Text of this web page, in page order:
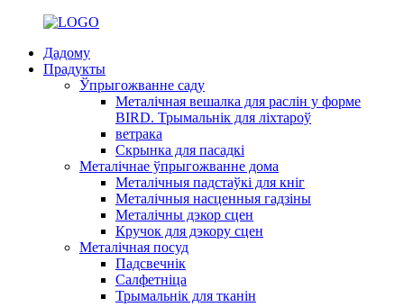
Дадому
Прадукты
Ўпрыгожванне саду
Металічная вешалка для раслін у форме
BIRD. Трымальнік для ліхтароў
ветрака
Скрынка для пасадкі
Металічнае ўпрыгожванне дома
Металічныя падстаўкі для кніг
Металічныя насценныя гадзіны
Металічны дэкор сцен
Кручок для дэкору сцен
Металічная посуд
Падсвечнік
Салфетніца
Трымальнік для тканін